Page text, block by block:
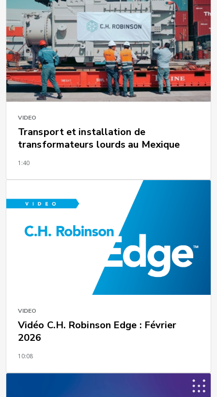
VIDEO
Transport et installation de
transformateurs lourds au Mexique
1:40
VIDEO
Vidéo C.H. Robinson Edge : Février
2026
10:08